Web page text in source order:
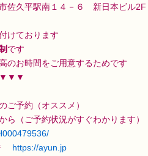
佐久平駅南１４－６ 新日本ビル2F
けております
です
のお時間をご用意するためです
▼▼▼
ご予約（オススメ）
ら（ご予約状況がすぐわかります）
https://ayun.jp